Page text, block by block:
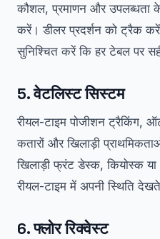
कौशल, प्रमाणन और उपलब्धता
करें। डीलर प्रदर्शन को ट्रैक
सुनिश्चित करें कि हर टेबल पर
5. वेटलिस्ट सिस्टम
रीयल-टाइम पोजीशन ट्रैकिंग,
कतारों और खिलाड़ी
खिलाड़ी फ्रंट डेस्क, कियोस्क
रीयल-टाइम में अपनी स्थिति
6. फ्लोर रिक्वेस्ट